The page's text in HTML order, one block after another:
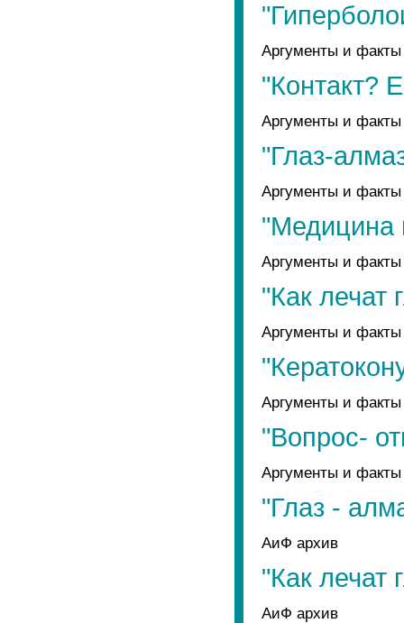
Аргументы и
"Контакт?
Аргументы и
"Глаз-
Аргументы и
"Медицина
Аргументы и
"Как лечат
Аргументы и
Аргументы и
"Вопрос-
Аргументы и
"Глаз -
АиФ архив
"Как лечат
АиФ архив